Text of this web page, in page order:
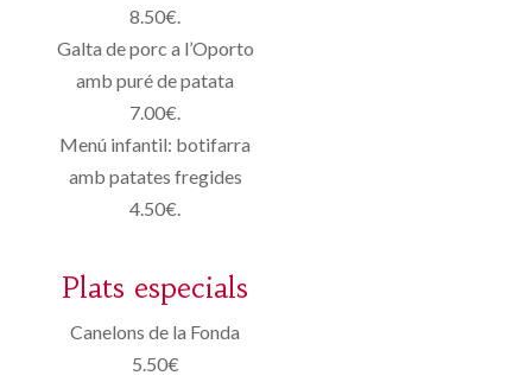
8.50€.
Galta de porc a l’Oporto
amb puré de patata
7.00€.
Menú infantil: botifarra
amb patates fregides
4.50€.
Plats especials
Canelons de la Fonda
5.50€